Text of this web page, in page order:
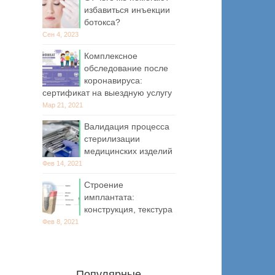
избавиться инъекции
ботокса?
Сен 4, 2023
Комплексное
обследование после
коронавируса:
сертификат на выездную услугу
Мар 21, 2021
Валидация процесса
стерилизации
медицинских изделий
Фев 14, 2021
Строение
имплантата:
конструкция, текстура
Фев 8, 2021